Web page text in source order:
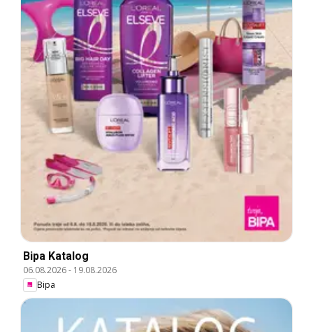
Bipa Katalog
06.08.2026- 19.08.2026
Bipa